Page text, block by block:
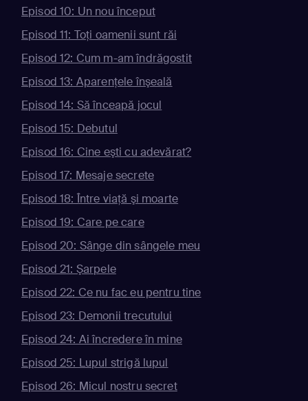
Episod 10: Un nou început
Episod 11: Toţi oamenii sunt răi
Episod 12: Cum m-am îndrăgostit
Episod 13: Aparenţele înşeală
Episod 14: Să înceapă jocul
Episod 15: Debutul
Episod 16: Cine eşti cu adevărat?
Episod 17: Mesaje secrete
Episod 18: Între viaţă şi moarte
Episod 19: Care pe care
Episod 20: Sânge din sângele meu
Episod 21: Şarpele
Episod 22: Ce nu fac eu pentru tine
Episod 23: Demonii trecutului
Episod 24: Ai încredere în mine
Episod 25: Lupul strigă lupul
Episod 26: Micul nostru secret